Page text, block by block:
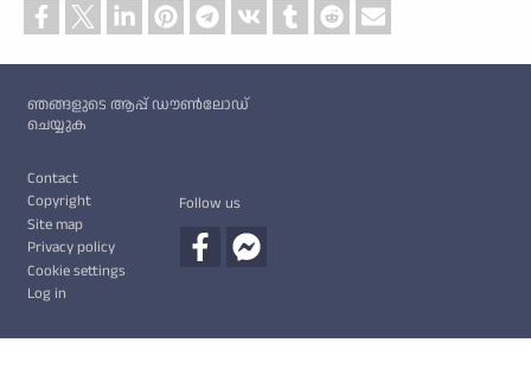
ഞങ്ങളുടെ ആപ്പ് ഡൗൺലോഡ്
ചെയ്യുക
Contact
Copyright
Site map
Privacy policy
Cookie settings
Log in
Follow us